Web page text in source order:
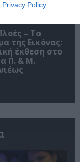
Privacy Policy
– Το
της Εικόνας:
έκθεση στο
Π. & Μ.